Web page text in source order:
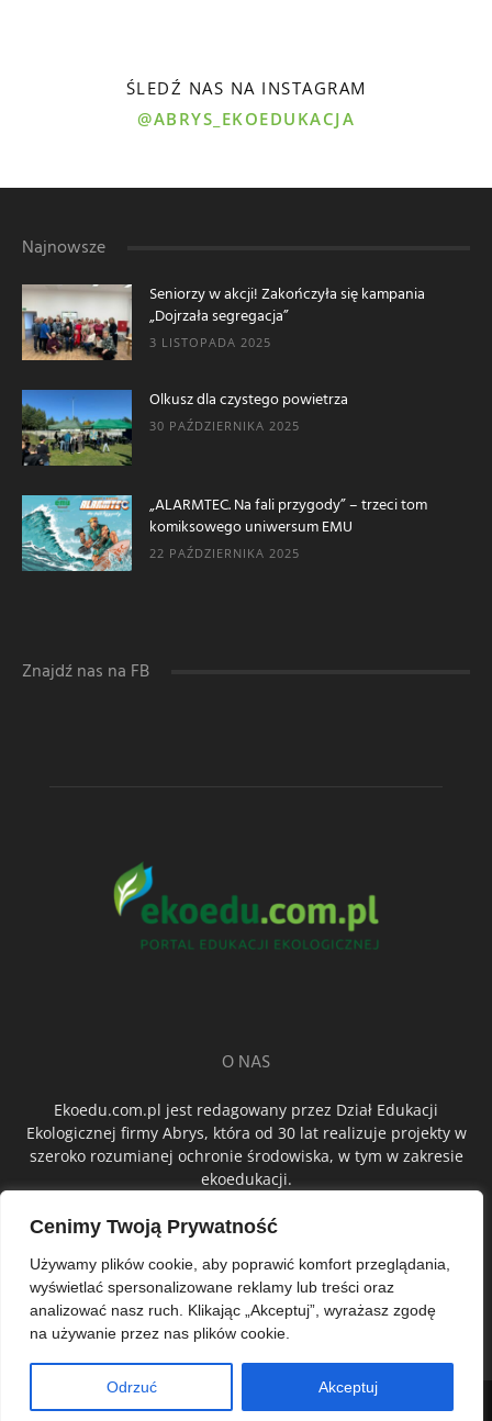
Cenimy Twoją Prywatność
Używamy plików cookie, aby poprawić komfort przeglądania,
wyświetlać spersonalizowane reklamy lub treści oraz
analizować nasz ruch. Klikając „Akceptuj”, wyrażasz zgodę
na używanie przez nas plików cookie.
Odrzuć Akceptuj
ŚLEDŹ NAS NA INSTAGRAM
@ABRYS_EKOEDUKACJA
Najnowsze
Seniorzy w akcji! Zakończyła się kampania
„Dojrzała segregacja”
3 LISTOPADA 2025
Olkusz dla czystego powietrza
30 PAŹDZIERNIKA 2025
„ALARMTEC. Na fali przygody” – trzeci tom
komiksowego uniwersum EMU
22 PAŹDZIERNIKA 2025
Znajdź nas na FB
O NAS
Ekoedu.com.pl jest redagowany przez Dział Edukacji
Ekologicznej firmy Abrys, która od 30 lat realizuje projekty w
szeroko rozumianej ochronie środowiska, w tym w zakresie
ekoedukacji.
ŚLEDŹ NAS
© Abrys Sp. z o.o.